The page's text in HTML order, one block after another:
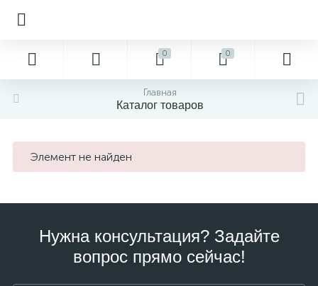
0 0
Главная
Каталог товаров
Элемент не найден
Нужна консультация? Задайте
вопрос прямо сейчас!